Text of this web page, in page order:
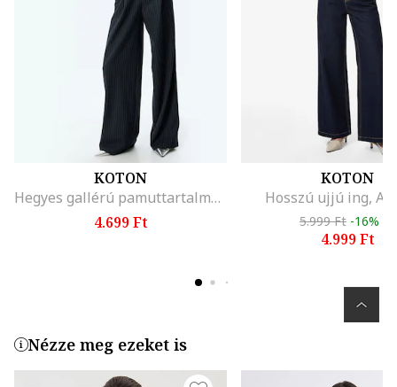
KOTON
Hegyes gallérú pamuttartalmú ing, Pasztellkék
4.699 Ft
KOTON
Hosszú ujjú ing,
5.999 Ft -16%
4.999 Ft
Nézze meg ezeket is